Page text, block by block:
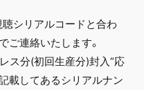
シリアルコードと合わ
ご連絡いたします。
ス分(初回生産分)封入“応
載してあるシリアルナン